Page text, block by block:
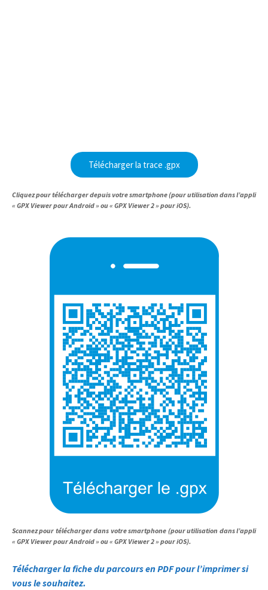
Télécharger la trace .gpx
Cliquez pour télécharger depuis votre smartphone (pour utilisation dans l’appli
« GPX Viewer pour Android » ou « GPX Viewer 2 » pour iOS).
Scannez pour télécharger dans votre smartphone (pour utilisation dans l’appli
« GPX Viewer pour Android » ou « GPX Viewer 2 » pour iOS).
Télécharger la fiche du parcours en PDF pour l’imprimer si
vous le souhaitez.